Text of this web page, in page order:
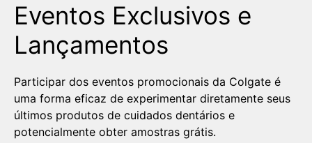
Eventos Exclusivos e
Lançamentos
Participar dos eventos promocionais da Colgate é
uma forma eficaz de experimentar diretamente seus
últimos produtos de cuidados dentários e
potencialmente obter amostras grátis.